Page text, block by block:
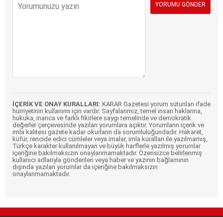
İÇERİK VE ONAY KURALLARI: KARAR Gazetesi yorum sütunları ifade
hürriyetinin kullanımı için vardır. Sayfalarımız, temel insan haklarına,
hukuka, inanca ve farklı fikirlere saygı temelinde ve demokratik
değerler çerçevesinde yazılan yorumlara açıktır. Yorumların içerik ve
imla kalitesi gazete kadar okurların da sorumluluğundadır. Hakaret,
küfür, rencide edici cümleler veya imalar, imla kuralları ile yazılmamış,
Türkçe karakter kullanılmayan ve büyük harflerle yazılmış yorumlar
içeriğine bakılmaksızın onaylanmamaktadır. Özensizce belirlenmiş
kullanıcı adlarıyla gönderilen veya haber ve yazının bağlamının
dışında yazılan yorumlar da içeriğine bakılmaksızın
onaylanmamaktadır.